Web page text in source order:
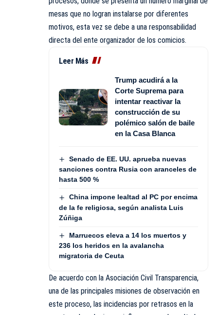
mesas que no logran instalarse por diferentes
motivos, esta vez se debe a una responsabilidad
directa del ente organizador de los comicios.
Leer Más
Trump acudirá a la
Corte Suprema para
intentar reactivar la
construcción de su
polémico salón de baile
en la Casa Blanca
Senado de EE. UU. aprueba nuevas
sanciones contra Rusia con aranceles de
hasta 500 %
China impone lealtad al PC por encima
de la fe religiosa, según analista Luis
Zúñiga
Marruecos eleva a 14 los muertos y
236 los heridos en la avalancha
migratoria de Ceuta
De acuerdo con la Asociación Civil Transparencia,
una de las principales misiones de observación en
este proceso, las incidencias por retrasos en la